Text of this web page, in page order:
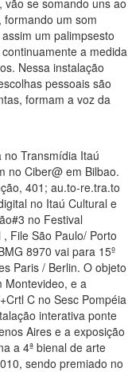
um som
um palimpsesto
a medida
Nessa instalação
pessoais são
formam a voz da
Transmídia Itaú
no Ciber@ em Bilbao.
401; au.to-re.tra.to
no Itaú Cultural e
no Festival
File São Paulo/ Porto
8970 vai para 15º
Paris / Berlin. O objeto
Montevideo, e a
C no Sesc Pompéia
interativa ponte
Aires e a exposição
a 4ª bienal de arte
sendo premiado no